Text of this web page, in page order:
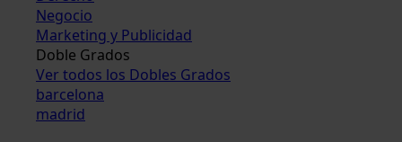
Negocio
Marketing y Publicidad
Doble Grados
Ver todos los Dobles Grados
barcelona
madrid